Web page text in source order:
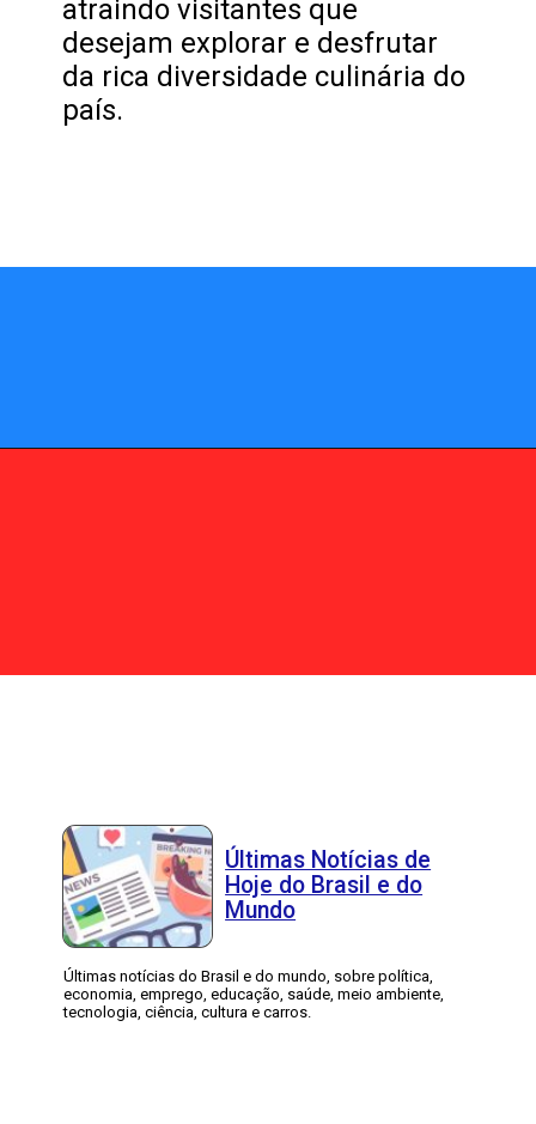
atraindo visitantes que
desejam explorar e desfrutar
da rica diversidade culinária do
país.
Últimas Notícias de
Hoje do Brasil e do
Mundo
Últimas notícias do Brasil e do mundo, sobre política,
economia, emprego, educação, saúde, meio ambiente,
tecnologia, ciência, cultura e carros.